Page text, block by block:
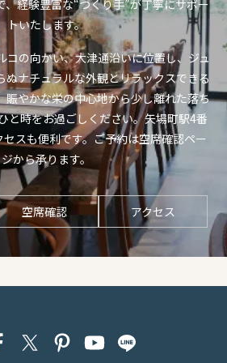
、経験豊富な“つくり手”が丁寧にサポー
トいたします。
コの向かい、大津通沿いに位置し、ジュ
ぬナチュラルな外観とリラックスできる
賑やかな栄の中心地から少し離れた落ち
と時をお過ごしください。矢場町駅4番
スも便利です。ご予約は空席確認ペー
ジから承ります。
空席確認 アクセス